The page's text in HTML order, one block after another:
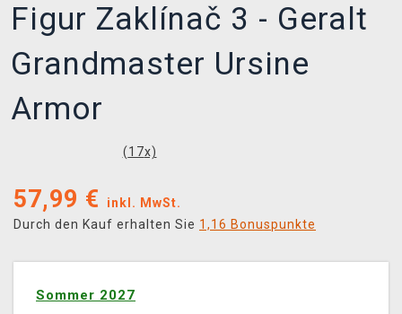
Figur Zaklínač 3 - Geralt
Grandmaster Ursine
Armor
(17x)
57,99 €
inkl. MwSt.
Durch den Kauf erhalten Sie 1,16 Bonuspunkte
Sommer 2027